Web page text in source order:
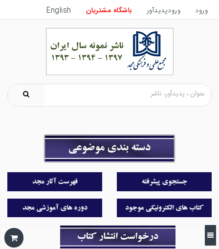
ورود ورودپدیدآور باشگاه مشتریان English